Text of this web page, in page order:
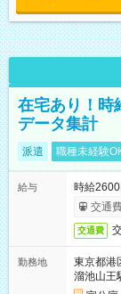
在宅あり！時
データ集計
派遣 職種未経験
給与
時給
交通
交通費
勤務地
東京都港
溜池山王